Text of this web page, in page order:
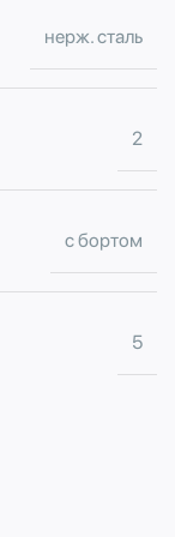
нерж. сталь
2
с бортом
5